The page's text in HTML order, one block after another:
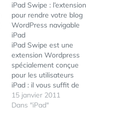
iPad Swipe : l’extension
pour rendre votre blog
WordPress navigable
iPad
iPad Swipe est une
extension Wordpress
spécialement conçue
pour les utilisateurs
iPad : il vous suffit de
glisser votre doigt vers
la gauche pour aller à la
15 janvier 2011
Dans "iPad"